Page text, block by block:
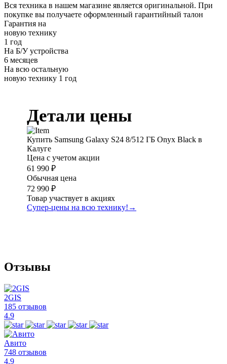
Вся техника в нашем магазине является оригинальной. При
покупке вы получаете оформленный гарантийный талон
Гарантия на
новую технику
1 год
На Б/У устройства
6 месяцев
На всю остальную
новую технику 1 год
Детали цены
Купить Samsung Galaxy S24 8/512 ГБ Onyx Black в
Калуге
Цена с учетом акции
61 990 ₽
Обычная цена
72 990 ₽
Товар участвует в акциях
Супер-цены на всю технику! →
Отзывы
2GIS
185 отзывов
4.9
Авито
748 отзывов
4.9